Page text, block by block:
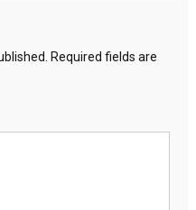
Required fields are